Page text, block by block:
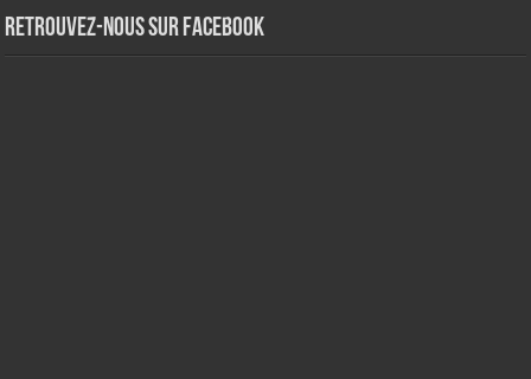
Retrouvez-nous sur Facebook